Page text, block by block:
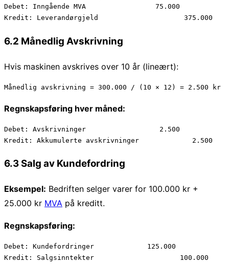
Debet: Inngående MVA                 75.000
6.2 Månedlig Avskrivning
Hvis maskinen avskrives over 10 år (lineært):
Regnskapsføring hver måned:
Debet: Avskrivninger                  2.500
6.3 Salg av Kundefordring
Eksempel: Bedriften selger varer for 100.000 kr +
25.000 kr MVA på kreditt.
Regnskapsføring:
Debet: Kundefordringer             125.000
Kredit: Salgsinntekter                     100.000